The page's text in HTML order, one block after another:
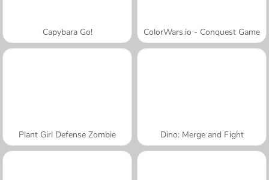
Capybara Go! ColorWars.io - Conquest Game
Plant Girl Defense Zombie Dino: Merge and Fight